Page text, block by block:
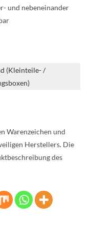
und nebeneinander
(Kleinteile- /
Warenzeichen und
Herstellers. Die
des